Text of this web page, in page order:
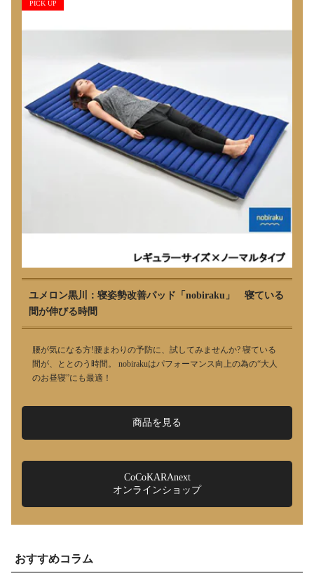
PICK UP
ユメロン黒川：寝姿勢改善パッド「nobiraku」 寝ている
間が伸びる時間
腰が気になる方!腰まわりの予防に、試してみませんか? 寝ている
間が、ととのう時間。 nobirakuはパフォーマンス向上の為の“大人
のお昼寝”にも最適！
商品を見る
CoCoKARAnext
オンラインショップ
おすすめコラム